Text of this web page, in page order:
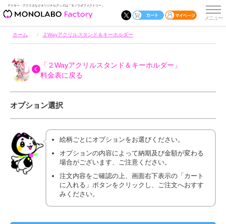
アクキー・アクスタなどオリジナルグッズは「モノラボファクトリー」
ホーム ２Wayアクリルスタンド＆キーホルダー
「２Wayアクリルスタンド＆キーホルダー」
料金表に戻る
オプション選択
絵柄ごとにオプションをお選びください。
オプションの内容によって納期及び金額が変わる
場合がございます、ご注意ください。
注文内容をご確認の上、画面右下表示の「カート
に入れる」ボタンをクリックし、ご注文へおすす
みください。